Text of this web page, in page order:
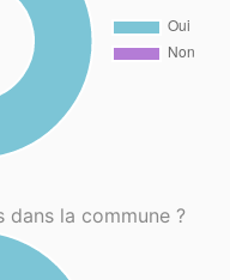
dans la commune ?